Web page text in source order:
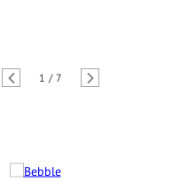
1 / 7